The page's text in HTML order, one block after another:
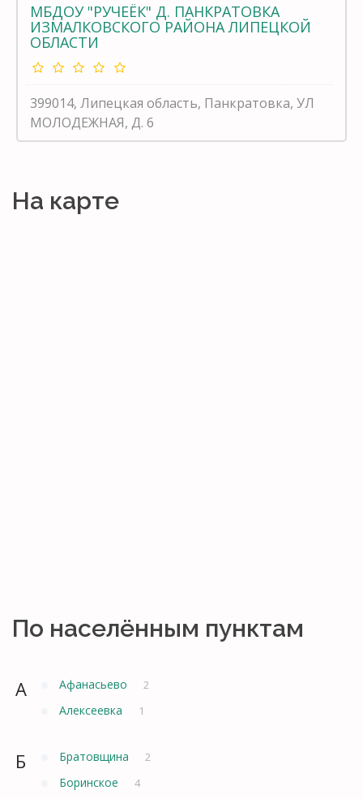
МБДОУ "РУЧЕЁК" Д. ПАНКРАТОВКА
ИЗМАЛКОВСКОГО РАЙОНА ЛИПЕЦКОЙ
ОБЛАСТИ
399014, Липецкая область, Панкратовка, УЛ
МОЛОДЕЖНАЯ, Д. 6
На карте
По населённым пунктам
А Афанасьево 2
Алексеевка 1
Б Братовщина 2
Боринское 4